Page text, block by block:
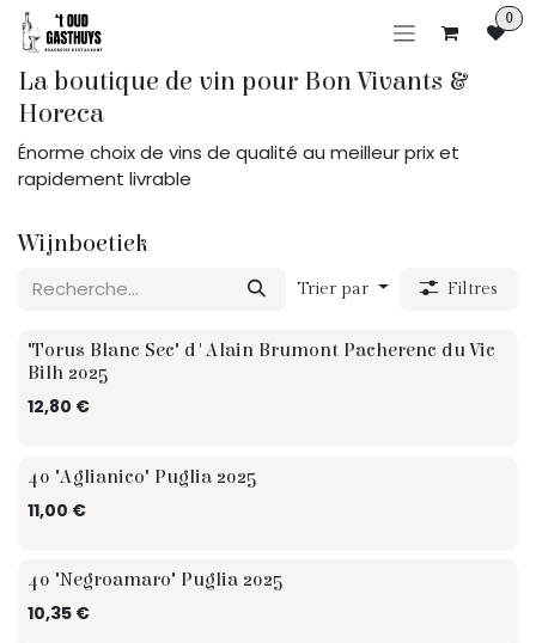
Se rendre au contenu 0
La boutique de vin pour Bon Vivants &
Horeca
Énorme choix de vins de qualité au meilleur prix et
rapidement livrable
Wijnboetiek
Trier par Filtres
"Torus Blanc Sec" d'Alain Brumont Pacherenc du Vic
Bilh 2025
12,80 €
TIP
40 "Aglianico" Puglia 2025
11,00 €
TIP
40 "Negroamaro" Puglia 2025
10,35 €